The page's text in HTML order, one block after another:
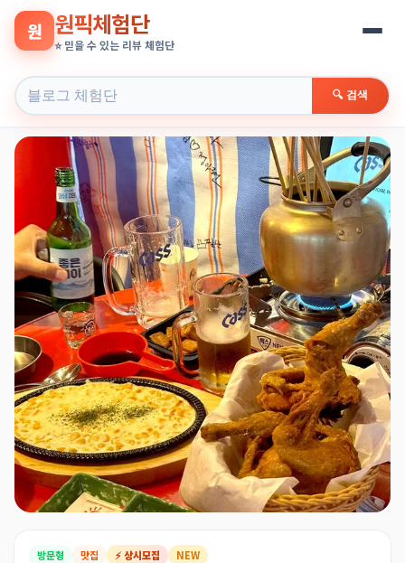
원 원픽체험단
⭐ 믿을 수 있는 리뷰 체험단
🔍 검색
방문형 맛집 ⚡ 상시모집 NEW